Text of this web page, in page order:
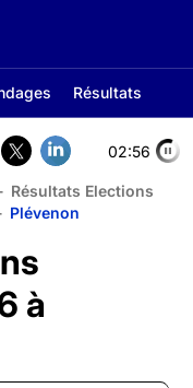
Résultats
02:56
Résultats Elections
Plévenon
à